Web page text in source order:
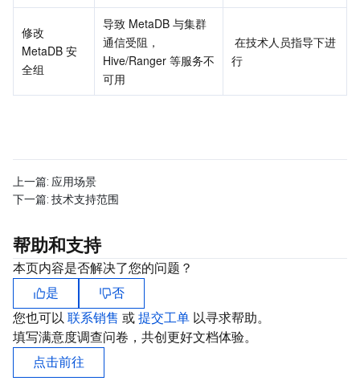
云顾问 - 混沌演练
地域管理系统
云顾问-Tencent RTC 云助手
云压测
控制台相关
费用中心
第三方
服务计划
腾讯云培训认证
合作伙伴支持计划
修改
MetaDB 安
全组
导致 MetaDB 与集群
通信受阻，
Hive/Ranger 等服务不
可用
行
上一篇: 应用场景
下一篇: 技术支持范围
帮助和支持
本页内容是否解决了您的问题？
是
否
您也可以 联系销售 或 提交工单 以寻求帮助。
填写满意度调查问卷，共创更好文档体验。
点击前往